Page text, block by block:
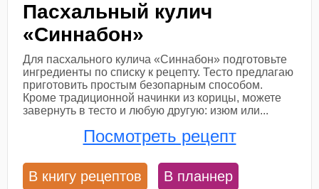
Пасхальный кулич
«Синнабон»
Для пасхального кулича «Синнабон» подготовьте
ингредиенты по списку к рецепту. Тесто предлагаю
приготовить простым безопарным способом.
Кроме традиционной начинки из корицы, можете
завернуть в тесто и любую другую: изюм или...
Посмотреть рецепт
В книгу рецептов В планнер